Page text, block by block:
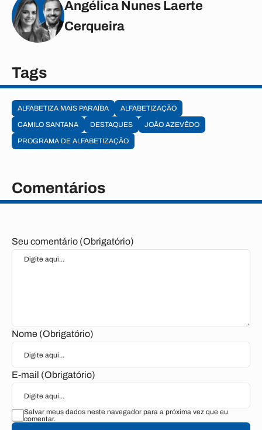
Angélica Nunes Laerte
Cerqueira
Tags
ALFABETIZA MAIS PARAÍBA
ALFABETIZAÇÃO
CAMILO SANTANA
DESTAQUES
JOÃO AZEVÊDO
PROGRAMA DE ALFABETIZAÇÃO
Comentários
Seu comentário (Obrigatório)
Nome (Obrigatório)
E-mail (Obrigatório)
Salvar meus dados neste navegador para a próxima vez que eu
comentar.